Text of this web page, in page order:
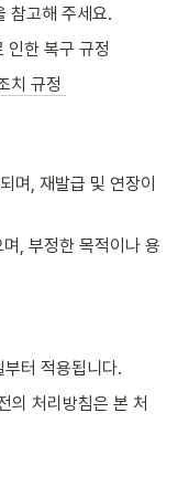
참고해 주세요.
인한 복구 규정
치 규정
며, 재발급 및 연장이
, 부정한 목적이나 용
터 적용됩니다.
의 처리방침은 본 처